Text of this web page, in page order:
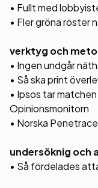
• Fullt med
• Fler gröna röster
verktyg och
• Ingen undgår
• Så ska print
• Ipsos tar
Opinionsmonitorn
• Norska
undersöknig och
• Så fördelades